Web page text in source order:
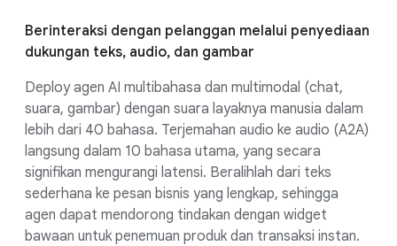
Berinteraksi dengan pelanggan melalui penyediaan
dukungan teks, audio, dan gambar
Deploy agen AI multibahasa dan multimodal (chat,
suara, gambar) dengan suara layaknya manusia dalam
lebih dari 40 bahasa. Terjemahan audio ke audio (A2A)
langsung dalam 10 bahasa utama, yang secara
signifikan mengurangi latensi. Beralihlah dari teks
sederhana ke pesan bisnis yang lengkap, sehingga
agen dapat mendorong tindakan dengan widget
bawaan untuk penemuan produk dan transaksi instan.